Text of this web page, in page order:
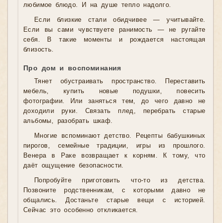
любимое блюдо. И на душе тепло надолго.
Если близкие стали обидчивее — учитывайте.
Если вы сами чувствуете ранимость — не ругайте
себя. В такие моменты и рождается настоящая
близость.
Про дом и воспоминания
Тянет обустраивать пространство. Переставить
мебель, купить новые подушки, повесить
фотографии. Или заняться тем, до чего давно не
доходили руки. Связать плед, перебрать старые
альбомы, разобрать шкаф.
Многие вспоминают детство. Рецепты бабушкиных
пирогов, семейные традиции, игры из прошлого.
Венера в Раке возвращает к корням. К тому, что
даёт ощущение безопасности.
Попробуйте приготовить что-то из детства.
Позвоните родственникам, с которыми давно не
общались. Достаньте старые вещи с историей.
Сейчас это особенно откликается.